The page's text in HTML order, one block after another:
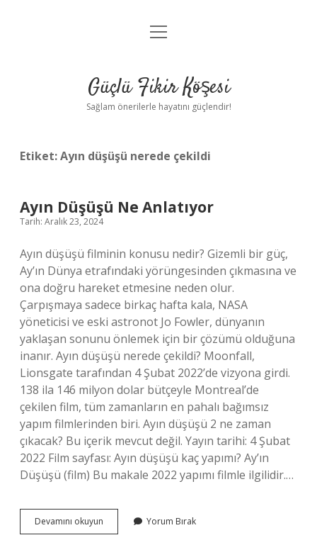
Anasayfa
Yasal Uyarı
menüyü
Güçlü Fikir Köşesi
Sağlam önerilerle hayatını güçlendir!
Etiket:Ayın düşüşü nerede çekildi
Ayın Düşüşü Ne Anlatıyor
Tarih: Aralık 23, 2024
Ayın düşüşü filminin konusu nedir? Gizemli bir güç,
Ay’ın Dünya etrafındaki yörüngesinden çıkmasına ve
ona doğru hareket etmesine neden olur.
Çarpışmaya sadece birkaç hafta kala, NASA
yöneticisi ve eski astronot Jo Fowler, dünyanın
yaklaşan sonunu önlemek için bir çözümü olduğuna
inanır. Ayın düşüşü nerede çekildi? Moonfall,
Lionsgate tarafından 4 Şubat 2022’de vizyona girdi.
138 ila 146 milyon dolar bütçeyle Montreal’de
çekilen film, tüm zamanların en pahalı bağımsız
yapım filmlerinden biri. Ayın düşüşü 2 ne zaman
çıkacak? Bu içerik mevcut değil. Yayın tarihi: 4 Şubat
2022 Film sayfası: Ayın düşüşü kaç yapımı? Ay’ın
Düşüşü (film) Bu makale 2022 yapımı filmle ilgilidir.…
Devamını okuyun
Düşüşü
Yorum Bırak